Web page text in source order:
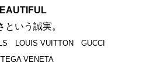
という誠実。
LOUIS VUITTON GUCCI
VENETA